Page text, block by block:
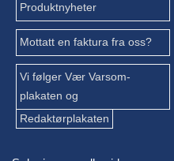
Produktnyheter
Mottatt en faktura fra oss?
Vi følger Vær Varsom-
plakaten og
Redaktørplakaten